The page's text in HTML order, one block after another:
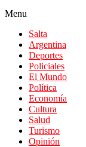
Menu
Salta
Argentina
Deportes
Policiales
El Mundo
Política
Economía
Cultura
Salud
Turismo
Opinión